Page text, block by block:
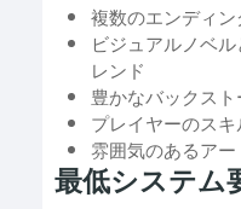
複数のエンディ
ビジュアルノベ
レンド
豊かなバックス
プレイヤーのス
雰囲気のあるア
最低システム